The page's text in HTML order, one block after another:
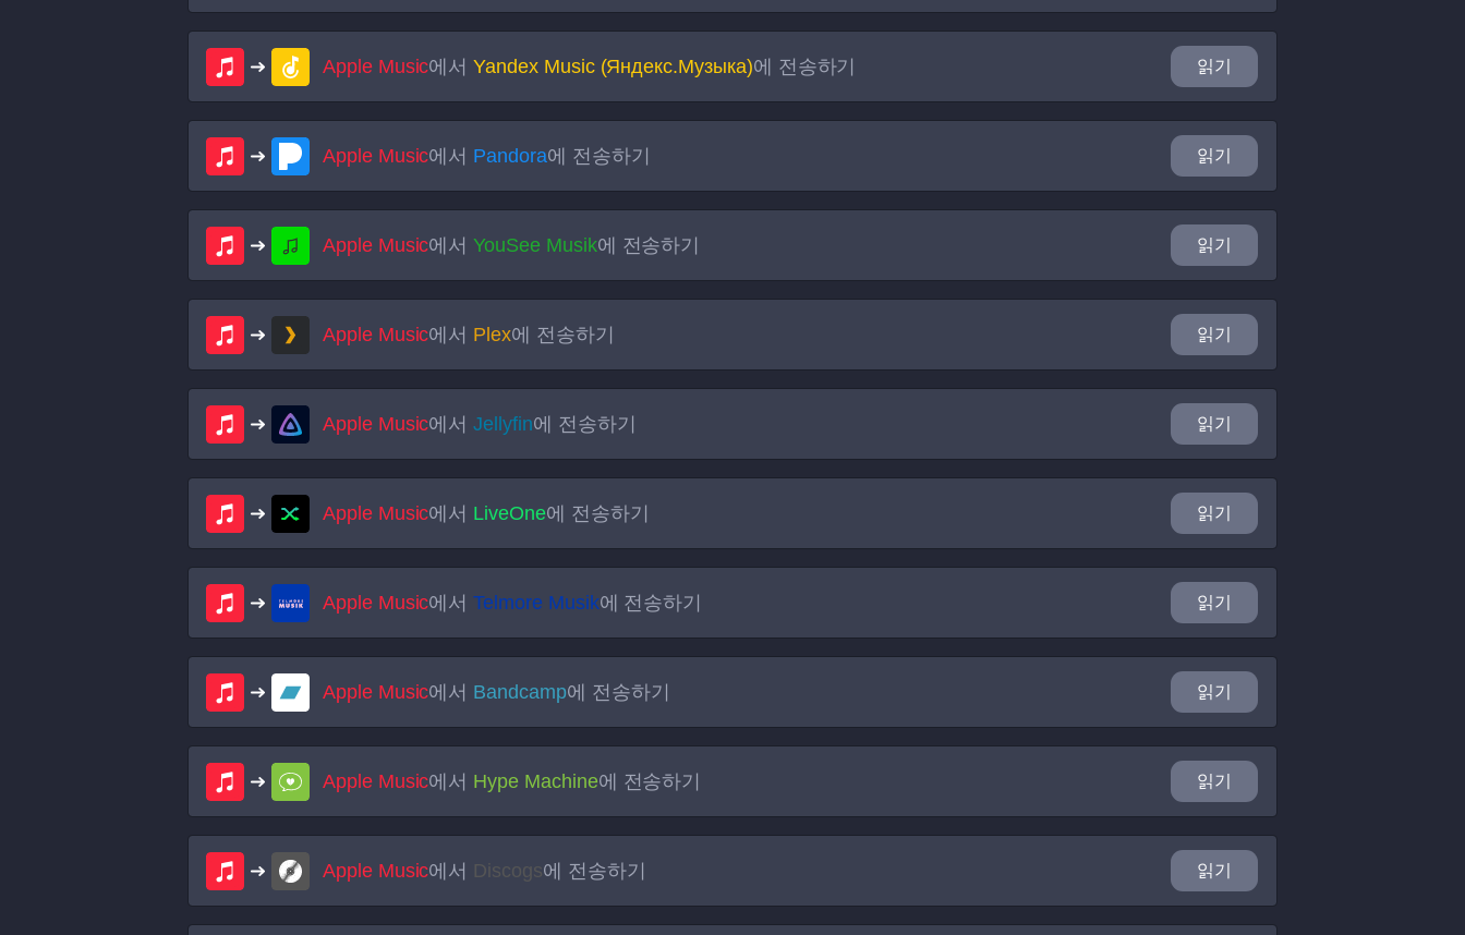
Apple Music에서Yandex Music (Яндекс.Музыка)에 전송하기 읽기
Apple Music에서 Pandora에 전송하기 읽기
Apple Music에서YouSee Musik에 전송하기 읽기
Apple Music에서 Plex에 전송하기 읽기
Apple Music에서Jellyfin에 전송하기 읽기
Apple Music에서 LiveOne에 전송하기 읽기
Apple Music에서Telmore Musik에 전송하기 읽기
Apple Music에서 Bandcamp에 전송하기 읽기
Apple Music에서 Hype Machine에 전송하기 읽기
Apple Music에서 Discogs에 전송하기 읽기